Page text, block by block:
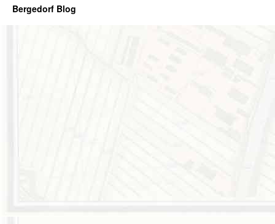
Bergedorf Blog